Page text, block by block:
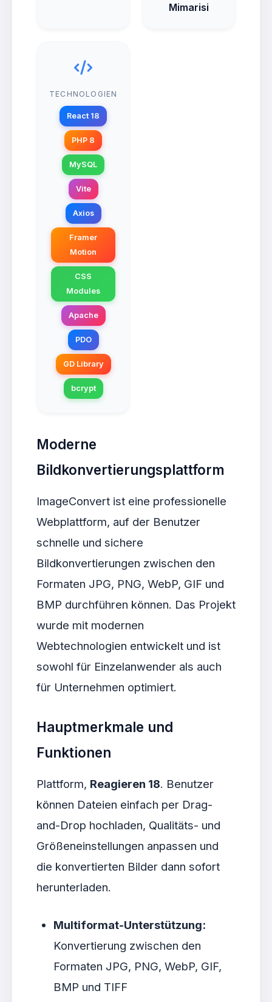
Mimarisi
TECHNOLOGIEN
React 18
PHP 8
MySQL
Vite
Axios
Framer
Motion
CSS
Modules
Apache
PDO
GD Library
bcrypt
Moderne
Bildkonvertierungsplattform
ImageConvert ist eine professionelle
Webplattform, auf der Benutzer
schnelle und sichere
Bildkonvertierungen zwischen den
Formaten JPG, PNG, WebP, GIF und
BMP durchführen können. Das Projekt
wurde mit modernen
Webtechnologien entwickelt und ist
sowohl für Einzelanwender als auch
für Unternehmen optimiert.
Hauptmerkmale und
Funktionen
Plattform, Reagieren 18. Benutzer
können Dateien einfach per Drag-
and-Drop hochladen, Qualitäts- und
Größeneinstellungen anpassen und
die konvertierten Bilder dann sofort
herunterladen.
Multiformat-Unterstützung:
Konvertierung zwischen den
Formaten JPG, PNG, WebP, GIF,
BMP und TIFF